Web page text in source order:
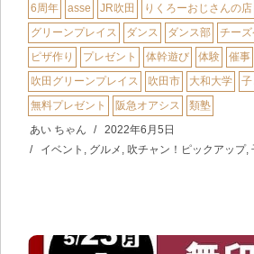
6周年 asse JR吹田 りくろーおじさんの店
グリーンプレイス
ダンス ダンス部 チー
ピザ作り
プレゼント 体幹遊び 体験 催事
吹田グリーンプレイス
吹田市 大和大学 子
無料プレゼント
阪急オアシス
類塾
あい ちゃん
2022年6月5日
イベント
グルメ 吹チャン！ピックアップ,